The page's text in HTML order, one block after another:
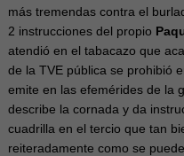
más tremendas contra el
2 instrucciones del propio
atendió en el tabacazo que
de la TVE pública se prohibió
emite en las efemérides de la
describe la cornada y da
cuadrilla en el tercio que tan
reiteradamente como se